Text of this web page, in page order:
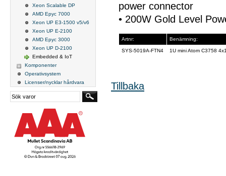
power connector
• 200W Gold Level
Artnr: Benämning:
SYS-5019A-FTN4 1U mini Atom C3758
Tillbaka
Xeon Scalable DP
AMD Epyc 7000
Xeon UP E3-1500 v5/v6
Xeon UP E-2100
AMD Epyc 3000
Xeon UP D-2100
Embedded & IoT
Komponenter
Operativsystem
Licenser/nycklar hårdvara